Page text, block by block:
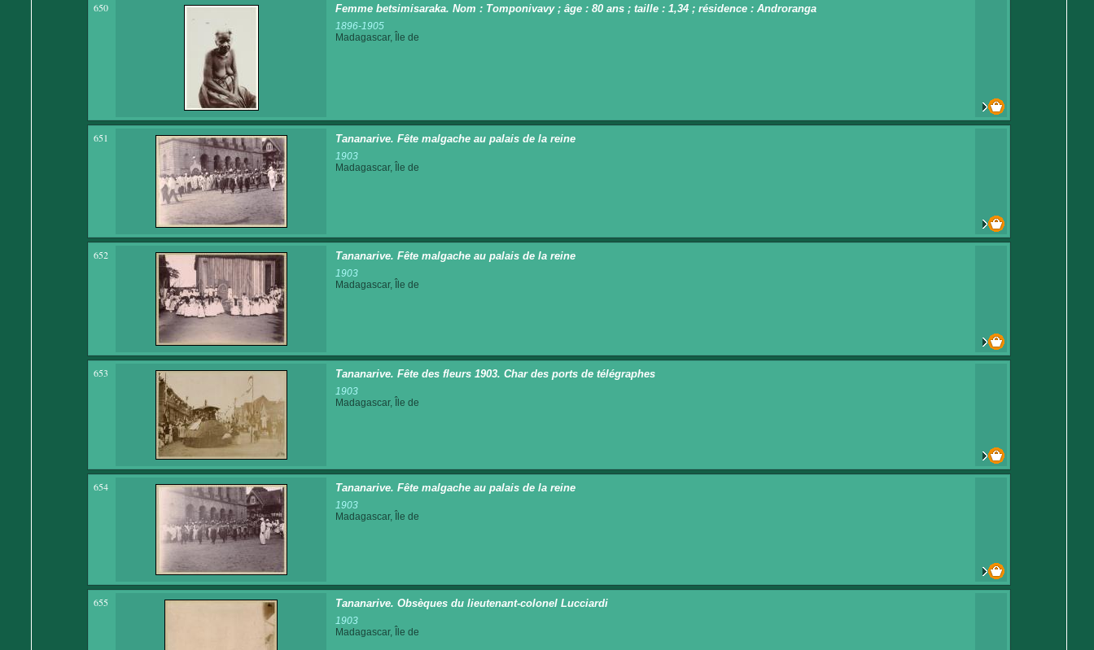
650 Femme betsimisaraka. Nom : Tomponivavy ; âge : 80 ans ; taille : 1,34 ; résidence : Androranga
1896-1905
Madagascar, Île de
651 Tananarive. Fête malgache au palais de la reine
1903
Madagascar, Île de
652 Tananarive. Fête malgache au palais de la reine
1903
Madagascar, Île de
653 Tananarive. Fête des fleurs 1903. Char des ports de télégraphes
1903
Madagascar, Île de
654 Tananarive. Fête malgache au palais de la reine
1903
Madagascar, Île de
655 Tananarive. Obsèques du lieutenant-colonel Lucciardi
1903
Madagascar, Île de